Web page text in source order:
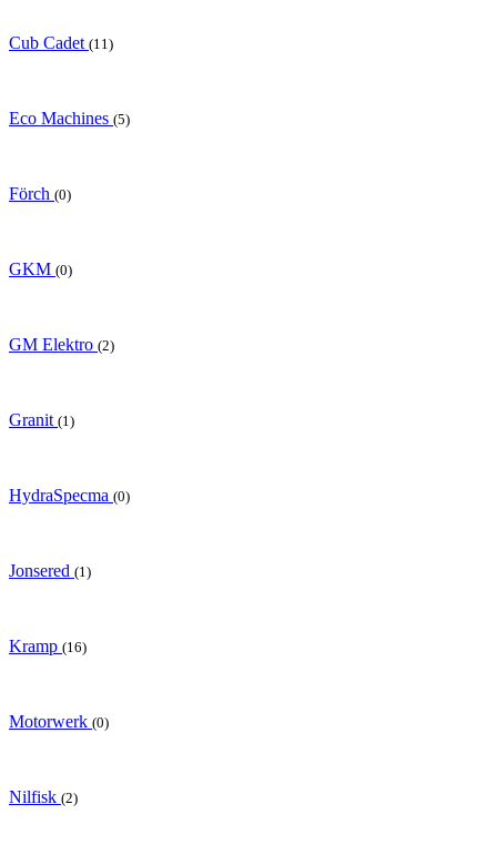
Cub Cadet (11)
Eco Machines (5)
Förch (0)
GKM (0)
GM Elektro (2)
Granit (1)
HydraSpecma (0)
Jonsered (1)
Kramp (16)
Motorwerk (0)
Nilfisk (2)